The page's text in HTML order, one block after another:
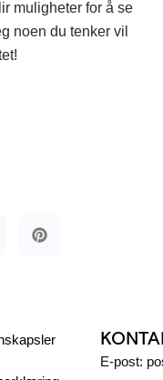
muligheter for å se
noen du tenker vil
E-post: